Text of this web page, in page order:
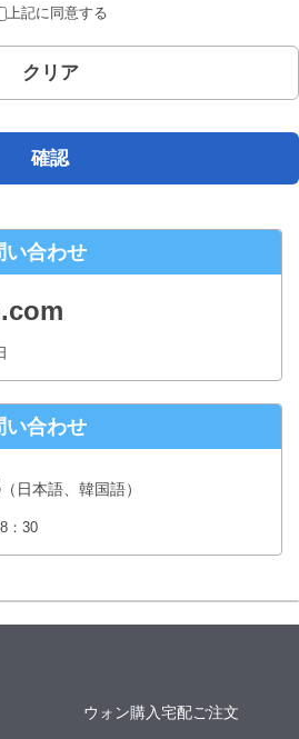
許されている場合を除き、ご本人の了解
することはありません。
いて
よび問合せ窓口について
社が保有する開示対象個人情報の、利用
情報お問合せ窓口
新宿６丁目１２−１ パークウェストビ
時30分 但し、年末年始、夏季休暇は除き
ての注意事項
ます。
法による個人情報の取得
用いるなどして、本人が容易に認識でき
上記に同意する
クリア
確認
い合わせ
い合わせ
（日本語、韓国語）
：30
ウォン購入宅配ご注文